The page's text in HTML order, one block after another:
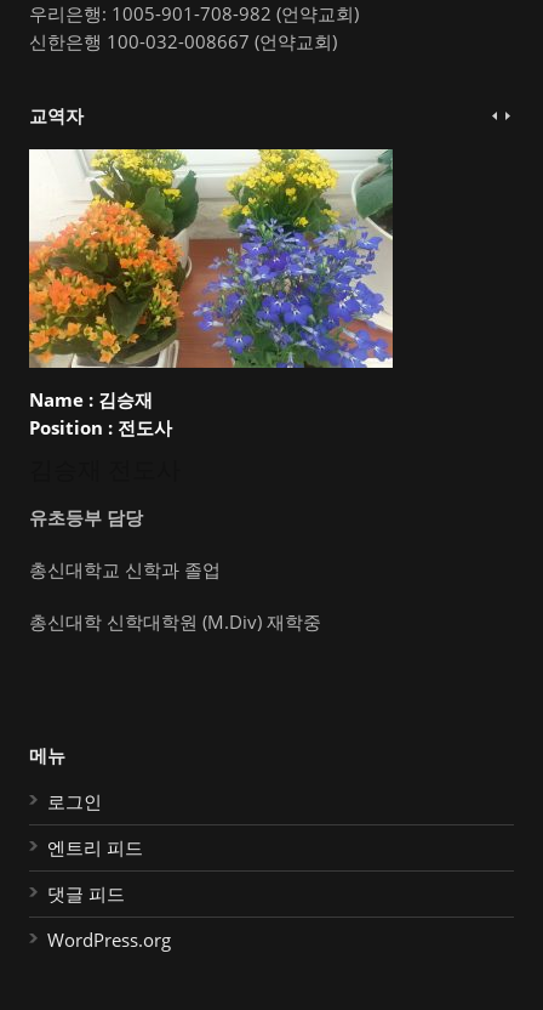
우리은행: 1005-901-708-982 (언약교회)
신한은행 100-032-008667 (언약교회)
교역자
Name : 김승재
Position : 전도사
유초등부 담당
총신대학교 신학과 졸업
총신대학 신학대학원 (M.Div) 재학중
메뉴
로그인
엔트리 피드
댓글 피드
WordPress.org